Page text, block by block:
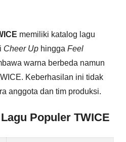
memiliki katalog lagu
Cheer Up hingga Feel
warna berbeda namun
Keberhasilan ini tidak
anggota dan tim produksi.
Populer TWICE